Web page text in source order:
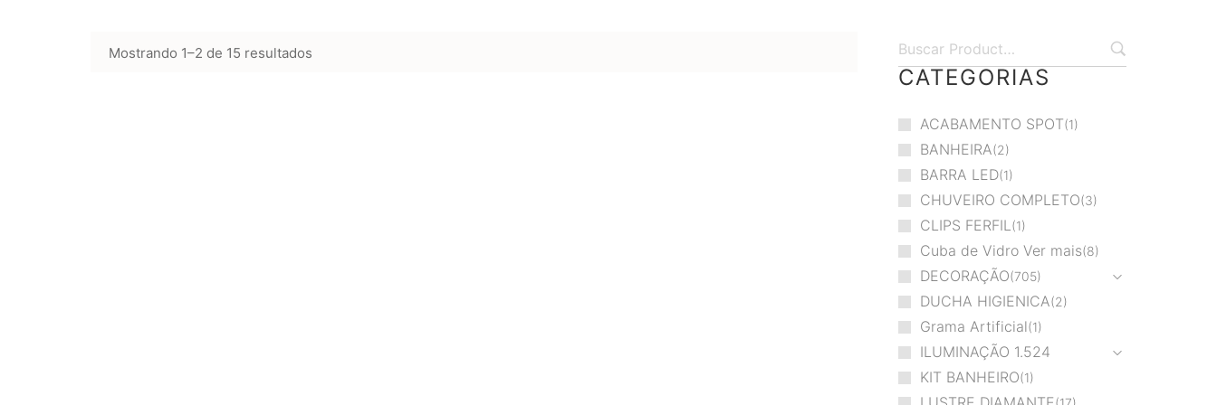
Mostrando 1–2 de 15 resultados
CATEGORIAS
ACABAMENTO SPOT 1
BANHEIRA 2
BARRA LED 1
CHUVEIRO COMPLETO 3
CLIPS FERFIL 1
Cuba de Vidro Ver mais 8
DECORAÇÃO 705
DUCHA HIGIENICA 2
Grama Artificial 1
ILUMINAÇÃO 1.524
KIT BANHEIRO 1